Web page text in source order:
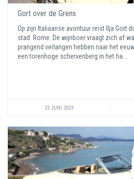
Gort over de Grens
Op zijn Italiaanse avontuur reist Ilja Gort
stad: Rome. De wijnboer vraagt zich af
prangend verlangen hebben naar het
een torenhoge schervenberg in het ha ...
22 JUNI 2023